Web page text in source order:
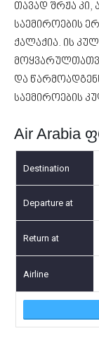
თავად შრჟა კი,
საემიროების
ქალაქია. ის
და
საემიროების
Air Arabia